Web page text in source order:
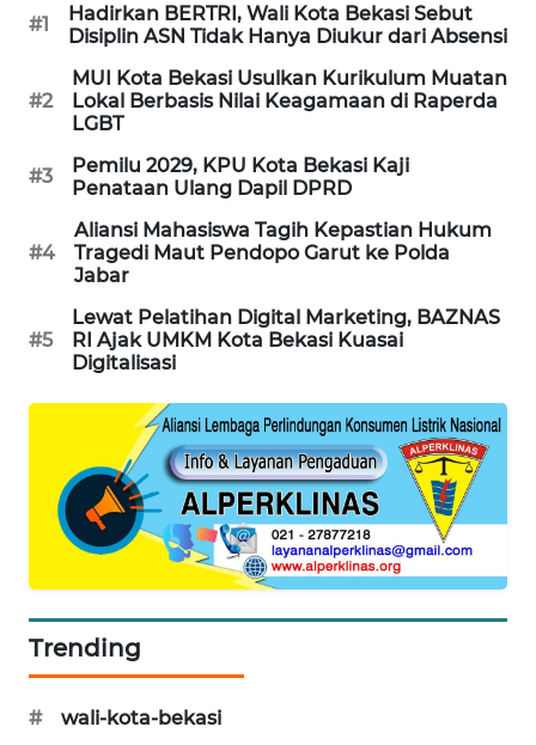
#1
Hadirkan BERTRI, Wali Kota Bekasi Sebut
Disiplin ASN Tidak Hanya Diukur dari Absensi
#2
MUI Kota Bekasi Usulkan Kurikulum Muatan
Lokal Berbasis Nilai Keagamaan di Raperda
LGBT
#3
Pemilu 2029, KPU Kota Bekasi Kaji
Penataan Ulang Dapil DPRD
#4
Aliansi Mahasiswa Tagih Kepastian Hukum
Tragedi Maut Pendopo Garut ke Polda
Jabar
#5
Lewat Pelatihan Digital Marketing, BAZNAS
RI Ajak UMKM Kota Bekasi Kuasai
Digitalisasi
Trending
#
wali-kota-bekasi
GARONGGANG
FISUELRI
NEWS
NEWS
BERAMPU
NEWS
NEWS
AKHLAK
ID